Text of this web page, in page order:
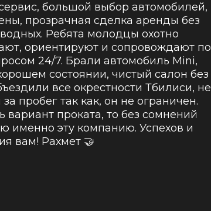
большой выбор автомобилей,
прозрачная сделка аренды без
Ребята молодцы охотно
ориентируют и сопровождают по
24/7. Брали автомобиль Mini,
состоянии, чистый салон без
все окрестности Тбилиси, не
пробег так как, он не ограничен.
вариант проката, то без сомнений
именно эту компанию. Успехов и
вам! Рахмет 🤝